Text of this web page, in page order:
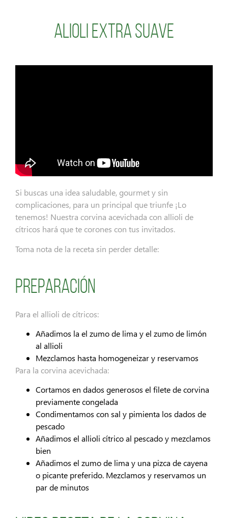
Alioli Extra Suave
Si buscas una idea saludable, gourmet y sin
complicaciones, para un principal que triunfe ¡Lo
tenemos! Nuestra corvina acevichada con allioli de
cítricos hará que te corones con tus invitados.
Toma nota de la receta sin perder detalle:
Preparación
Para el allioli de cítricos:
Añadimos la el zumo de lima y el zumo de limón
al allioli
Mezclamos hasta homogeneizar y reservamos
Para la corvina acevichada:
Cortamos en dados generosos el filete de corvina
previamente congelada
Condimentamos con sal y pimienta los dados de
pescado
Añadimos el allioli cítrico al pescado y mezclamos
bien
Añadimos el zumo de lima y una pizca de cayena
o picante preferido. Mezclamos y reservamos un
par de minutos